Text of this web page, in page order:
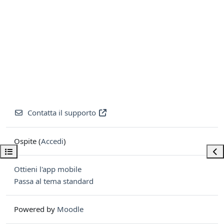
Apri indice del corso
Contatta il supporto
Ospite (Accedi)
Ottieni l'app mobile
Passa al tema standard
Powered by Moodle